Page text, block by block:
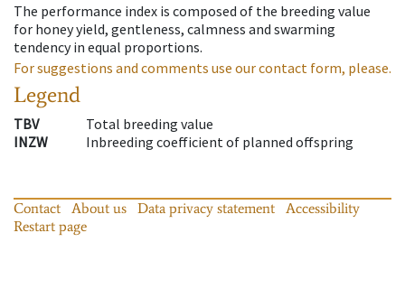
The performance index is composed of the breeding value
for honey yield, gentleness, calmness and swarming
tendency in equal proportions.
For suggestions and comments use our contact form, please.
Legend
TBV
Total breeding value
INZW
Inbreeding coefficient of planned offspring
Contact About us Data privacy statement
Accessibility
Restart page